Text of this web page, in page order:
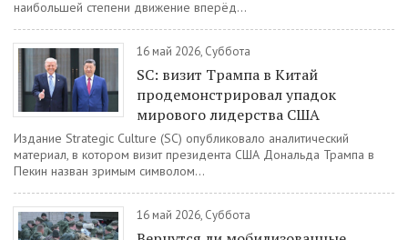
наибольшей степени движение вперёд...
16 май 2026, Суббота
SC: визит Трампа в Китай
продемонстрировал упадок
мирового лидерства США
Издание Strategic Culture (SC) опубликовало аналитический
материал, в котором визит президента США Дональда Трампа в
Пекин назван зримым символом...
16 май 2026, Суббота